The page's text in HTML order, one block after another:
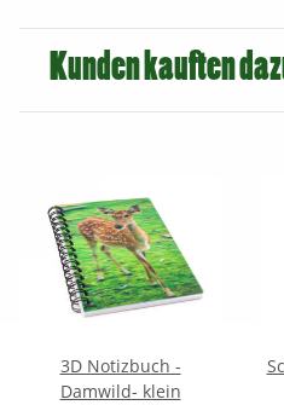
Kunden kauften
3D Notizbuch -
Damwild- klein